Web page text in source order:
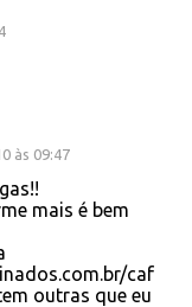
às 09:47
mais é bem
caf
outras que eu